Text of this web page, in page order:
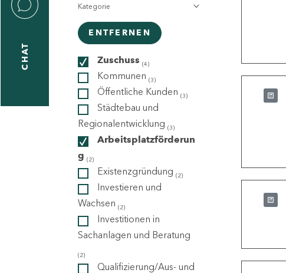
CHAT
Kategorie
ENTFERNEN
Zuschuss (4)
Kommunen (3)
Öffentliche Kunden (3)
Städtebau und
Regionalentwicklung (3)
Arbeitsplatzförderun
g (2)
Existenzgründung (2)
Investieren und
Wachsen (2)
Investitionen in
Sachanlagen und Beratung
(2)
Qualifizierung/Aus- und